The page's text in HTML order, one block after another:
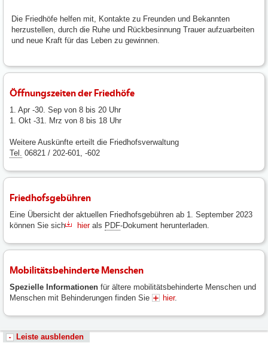
Die Friedhöfe helfen mit, Kontakte zu Freunden und Bekannten
herzustellen, durch die Ruhe und Rückbesinnung Trauer aufzuarbeiten
und neue Kraft für das Leben zu gewinnen.
Öffnungszeiten der Friedhöfe
1. Apr -30. Sep von 8 bis 20 Uhr
1. Okt -31. Mrz von 8 bis 18 Uhr
Weitere Auskünfte erteilt die Friedhofsverwaltung
Tel. 06821 / 202-601, -602
Friedhofsgebühren
Eine Übersicht der aktuellen Friedhofsgebühren ab 1. September 2023
können Sie sich
hierals PDF-Dokument herunterladen.
Mobilitätsbehinderte Menschen
Spezielle Informationen für ältere mobilitätsbehinderte Menschen und
Menschen mit Behinderungen finden Sie
hier.
Leiste ausblenden